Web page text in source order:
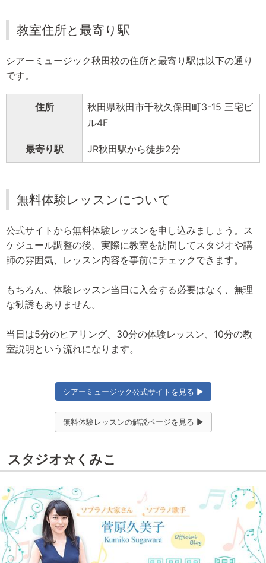
教室住所と最寄り駅
シアーミュージック秋田校の住所と最寄り駅は以下の通り
です。
住所
秋田県秋田市千秋久保田町3-15 三宅ビ
ル4F
最寄り駅 JR秋田駅から徒歩2分
無料体験レッスンについて
公式サイトから無料体験レッスンを申し込みましょう。ス
ケジュール調整の後、実際に教室を訪問してスタジオや講
師の雰囲気、レッスン内容を事前にチェックできます。
もちろん、体験レッスン当日に入会する必要はなく、無理
な勧誘もありません。
当日は5分のヒアリング、30分の体験レッスン、10分の教
室説明という流れになります。
シアーミュージック公式サイトを見る ▶
無料体験レッスンの解説ページを見る ▶
スタジオ☆くみこ